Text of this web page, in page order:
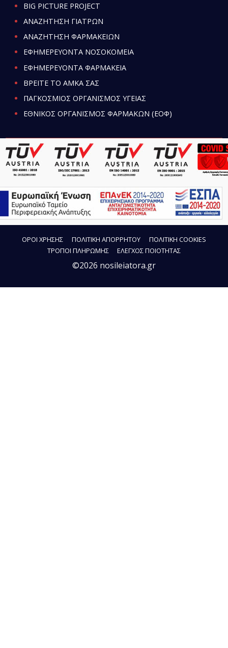
BIG PICTURE PROJECT
ΑΝΑΖΗΤΗΣΗ ΓΙΑΤΡΩΝ
ΑΝΑΖΗΤΗΣΗ ΦΑΡΜΑΚΕΙΩΝ
ΕΦΗΜΕΡΕΥΟΝΤΑ ΝΟΣΟΚΟΜΕΙΑ
ΕΦΗΜΕΡΕΥΟΝΤΑ ΦΑΡΜΑΚΕΙΑ
ΒΡΕΙΤΕ ΤΟ ΑΜΚΑ ΣΑΣ
ΠΑΓΚΟΣΜΙΟΣ ΟΡΓΑΝΙΣΜΟΣ ΥΓΕΙΑΣ
ΕΘΝΙΚΟΣ ΟΡΓΑΝΙΣΜΟΣ ΦΑΡΜΑΚΩΝ (ΕΟΦ)
ΟΡΟΙ ΧΡΗΣΗΣ ΠΟΛΙΤΙΚΗ ΑΠΟΡΡΗΤΟΥ
ΠΟΛΙΤΙΚΗ COOKIES
ΤΡΟΠΟΙ ΠΛΗΡΩΜΗΣ
ΕΛΕΓΧΟΣ ΠΟΙΟΤΗΤΑΣ
©2026 nosileiatora.gr